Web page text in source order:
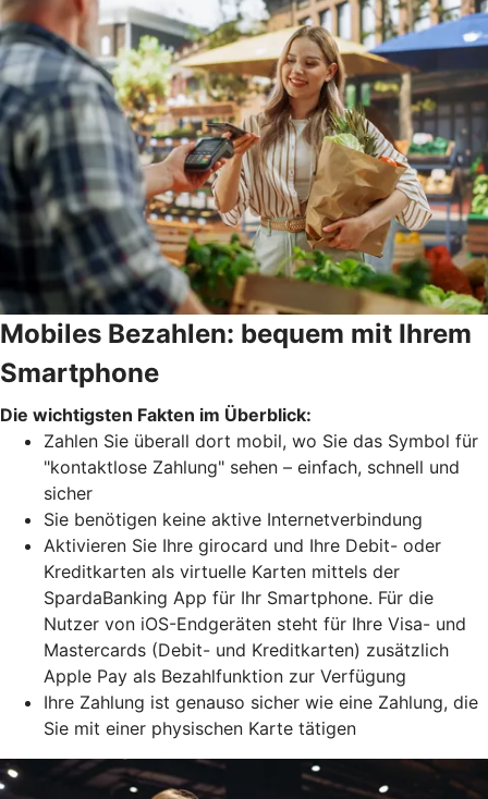
Mobiles Bezahlen: bequem mit Ihrem
Smartphone
Die wichtigsten Fakten im Überblick:
Zahlen Sie überall dort mobil, wo Sie das Symbol für
"kontaktlose Zahlung" sehen – einfach, schnell und
sicher
Sie benötigen keine aktive Internetverbindung
Aktivieren Sie Ihre girocard und Ihre Debit- oder
Kreditkarten als virtuelle Karten mittels der
SpardaBanking App für Ihr Smartphone. Für die
Nutzer von iOS-Endgeräten steht für Ihre Visa- und
Mastercards (Debit- und Kreditkarten) zusätzlich
Apple Pay als Bezahlfunktion zur Verfügung
Ihre Zahlung ist genauso sicher wie eine Zahlung, die
Sie mit einer physischen Karte tätigen